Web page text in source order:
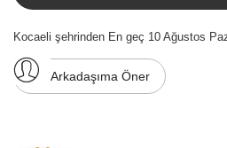
Kocaeli şehrinden En geç 10 Ağustos
Arkadaşıma Öner